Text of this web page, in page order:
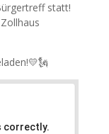
statt!
correctly.